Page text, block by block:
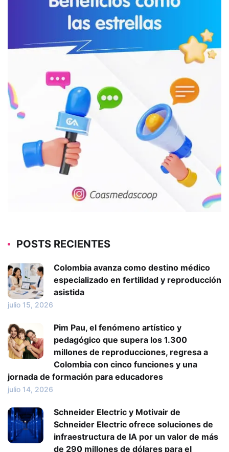
POSTS RECIENTES
Colombia avanza como destino médico
especializado en fertilidad y reproducción
asistida
julio 15, 2026
Pim Pau, el fenómeno artístico y
pedagógico que supera los 1.300
millones de reproducciones, regresa a
Colombia con cinco funciones y una
jornada de formación para educadores
julio 14, 2026
Schneider Electric y Motivair de
Schneider Electric ofrece soluciones de
infraestructura de IA por un valor de más
de 290 millones de dólares para el